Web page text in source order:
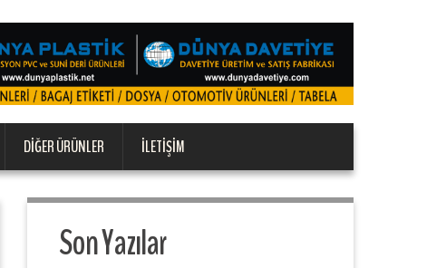
DIĞER ÜRÜNLER İLETIŞIM
Son Yazılar